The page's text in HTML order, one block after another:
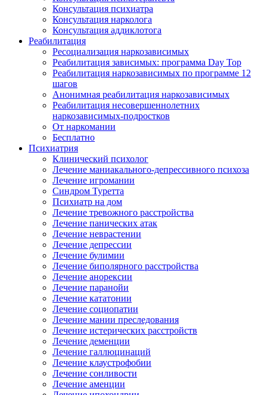
Консультация психиатра
Консультация нарколога
Консультация аддиклотога
Реабилитация
Ресоциализация наркозависимых
Реабилитация зависимых: программа Day Top
Реабилитация наркозависимых по программе 12
шагов
Анонимная реабилитация наркозависимых
Реабилитация несовершеннолетних
наркозависимых-подростков
От наркомании
Бесплатно
Психиатрия
Клинический психолог
Лечение маниакального-депрессивного психоза
Лечение игромании
Синдром Туретта
Психиатр на дом
Лечение тревожного расстройства
Лечение панических атак
Лечение неврастении
Лечение депрессии
Лечение булимии
Лечение биполярного расстройства
Лечение анорексии
Лечение паранойи
Лечение кататонии
Лечение социопатии
Лечение мании преследования
Лечение истерических расстройств
Лечение деменции
Лечение галлюцинаций
Лечение клаустрофобии
Лечение сонливости
Лечение аменции